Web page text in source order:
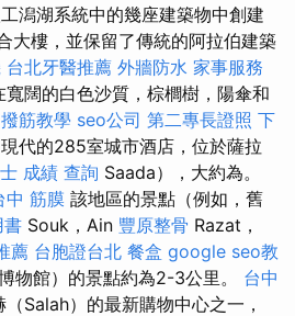
潟湖系統中的幾座建築物中創建
大樓，並保留了傳統的阿拉伯建築
台北牙醫推薦 外牆防水 家事服務
寬闊的白色沙質，棕櫚樹，陽傘和
撥筋教學 seo公司 第二專長證照 下
代的285室城市酒店，位於薩拉
成績 查詢 Saada），大約為。
中 筋膜 該地區的景點（例如，舊
書 Souk，Ain 豐原整骨 Razat，
薦 台胞證台北 餐盒 google seo教
物館）的景點約為2-3公里。 台中
Salah）的最新購物中心之一，